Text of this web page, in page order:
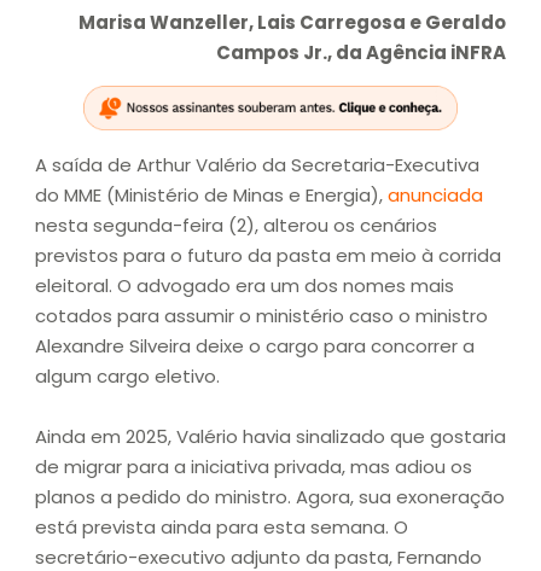
Marisa Wanzeller, Lais Carregosa e Geraldo
Campos Jr., da Agência iNFRA
A saída de Arthur Valério da Secretaria-Executiva
do MME (Ministério de Minas e Energia),anunciada
nesta segunda-feira (2), alterou os cenários
previstos para o futuro da pasta em meio à corrida
eleitoral. O advogado era um dos nomes mais
cotados para assumir o ministério caso o ministro
Alexandre Silveira deixe o cargo para concorrer a
algum cargo eletivo.
Ainda em 2025, Valério havia sinalizado que gostaria
de migrar para a iniciativa privada, mas adiou os
planos a pedido do ministro. Agora, sua exoneração
está prevista ainda para esta semana. O
secretário-executivo adjunto da pasta, Fernando